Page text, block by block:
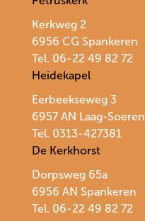
Kerkweg 2
6956 CG Spankeren
Tel. 06-22 49 82 72
Heidekapel
Eerbeekseweg 3
6957 AN Laag-Soeren
Tel. 0313-427381
De Kerkhorst
Dorpsweg 65a
6956 AN Spankeren
Tel. 06-22 49 82 72